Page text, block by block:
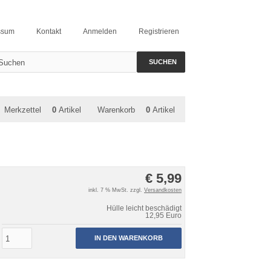
Registrieren
Anmelden
Kontakt
SUCHEN
Warenkorb 0 Artikel
Merkzettel 0 Artikel
€ 5,99
inkl. 7 % MwSt. zzgl. Versandkosten
Hülle leicht beschädigt
12,95 Euro
IN DEN WARENKORB